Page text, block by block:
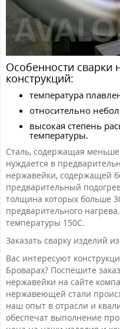
Особенности
конструкций:
температура
относительно
высокая степень
температуры.
Сталь, содержащая меньше
нуждается в
нержавейки, содержащей
предварительный
толщина которых больше
предварительного
температуры 150C.
Заказать сварку изделий
Вас интересуют
Броварах? Поспешите
нержавейки на сайте
нержавеющей стали
наш опыт в отрасли и
обеспечат выполнение